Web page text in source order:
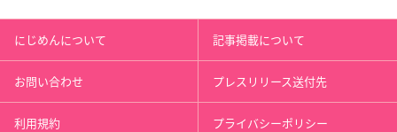
にじめんについて 記事掲載について
お問い合わせ プレスリリース送付先
利用規約 プライバシーポリシー